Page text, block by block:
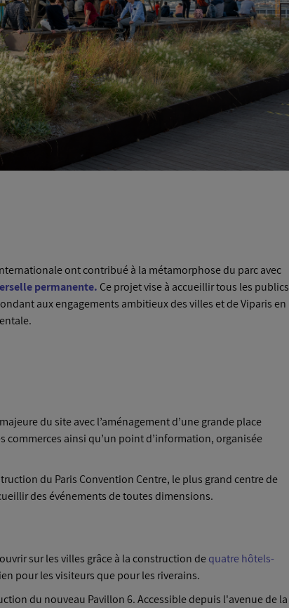
ont contribué à la métamorphose du parc avec
permanente. Ce projet vise à accueillir tous les publics
aux engagements ambitieux des villes et de Viparis en
du site avec l’aménagement d’une grande place
commerces ainsi qu’un point d’information, organisée
du Paris Convention Centre, le plus grand centre de
des événements de toutes dimensions.
sur les villes grâce à la construction dequatre hôtels-
pour les visiteurs que pour les riverains.
du nouveau Pavillon 6. Accessible depuis l'avenue de la